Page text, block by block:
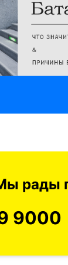
рады
9000